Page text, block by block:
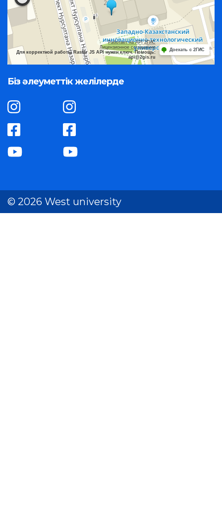
Работает на API 2ГИС
Лицензионное соглашение
Для корректной работы Raster JS API нужен ключ. Помощь:
api@2gis.ru
Доехать с 2ГИС
Біз әлеуметтік желілерде
© 2026 West university